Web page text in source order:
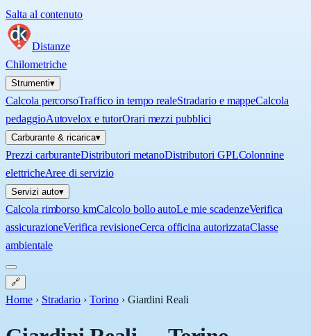
Salta al contenuto
Distanze
Chilometriche
Strumenti▾
Calcola percorsoTraffico in tempo realeStradario e mappeCalcola
pedaggioAutovelox e tutorOrari mezzi pubblici
Carburante & ricarica▾
Prezzi carburanteDistributori metanoDistributori GPLColonnine
elettricheAree di servizio
Servizi auto▾
Calcola rimborso kmCalcolo bollo autoLe mie scadenzeVerifica
assicurazioneVerifica revisioneCerca officina autorizzataClasse
ambientale
🔗
Home › Stradario › Torino › Giardini Reali